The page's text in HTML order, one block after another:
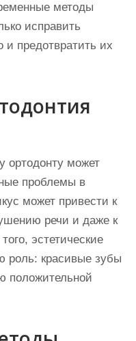
методы
исправить
предотвратить их
ортодонту может
проблемы в
может привести к
речи и даже к
эстетические
роль: красивые зубы
положительной